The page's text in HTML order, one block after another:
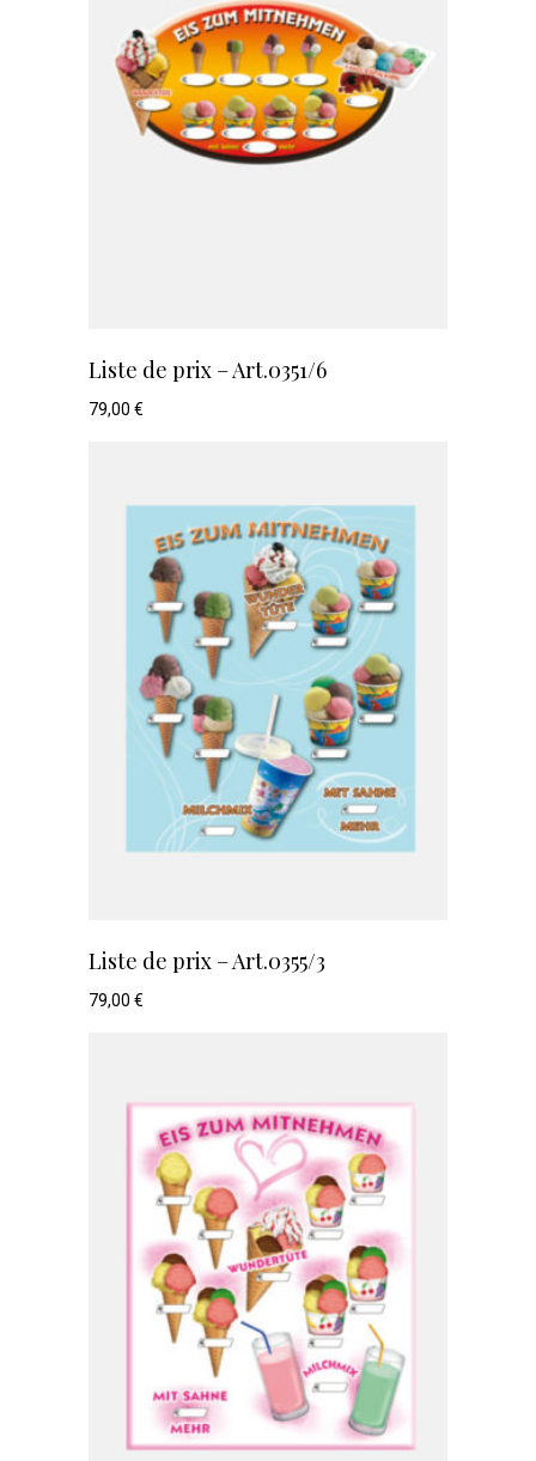
Liste de prix – Art.0351/6
79,00 €
Liste de prix – Art.0355/3
79,00 €